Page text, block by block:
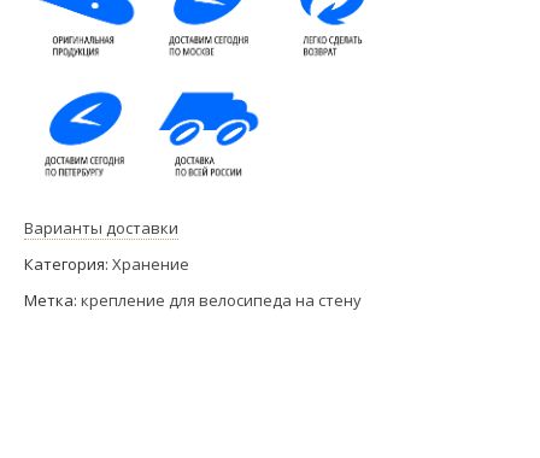
Варианты доставки
Категория: Хранение
Метка: крепление для велосипеда на стену